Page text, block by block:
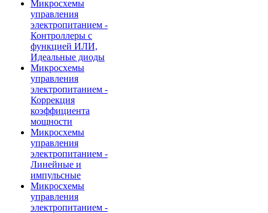
Микросхемы
управления
электропитанием -
Контроллеры с
функцией ИЛИ,
Идеальные диоды
Микросхемы
управления
электропитанием -
Коррекция
коэффициента
мощности
Микросхемы
управления
электропитанием -
Линейные и
импульсные
Микросхемы
управления
электропитанием -